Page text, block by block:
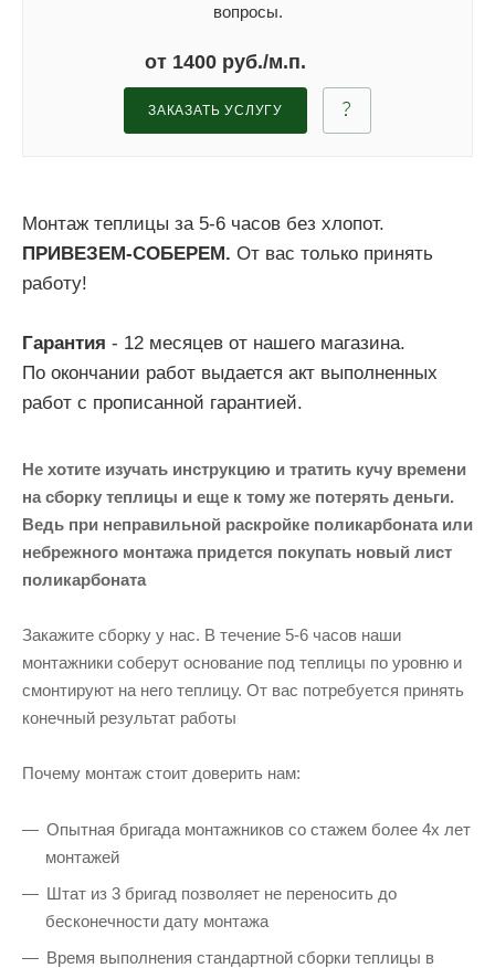
вопросы.
от 1400 руб./м.п.
ЗАКАЗАТЬ УСЛУГУ
Монтаж теплицы за 5-6 часов без хлопот.
ПРИВЕЗЕМ-СОБЕРЕМ. От вас только принять
работу!
Гарантия - 12 месяцев от нашего магазина.
По окончании работ выдается акт выполненных
работ с прописанной гарантией.
Не хотите изучать инструкцию и тратить кучу времени
на сборку теплицы и еще к тому же потерять деньги.
Ведь при неправильной раскройке поликарбоната или
небрежного монтажа придется покупать новый лист
поликарбоната
Закажите сборку у нас. В течение 5-6 часов наши
монтажники соберут основание под теплицы по уровню и
смонтируют на него теплицу. От вас потребуется принять
конечный результат работы
Почему монтаж стоит доверить нам:
Опытная бригада монтажников со стажем более 4х лет
монтажей
Штат из 3 бригад позволяет не переносить до
бесконечности дату монтажа
Время выполнения стандартной сборки теплицы в